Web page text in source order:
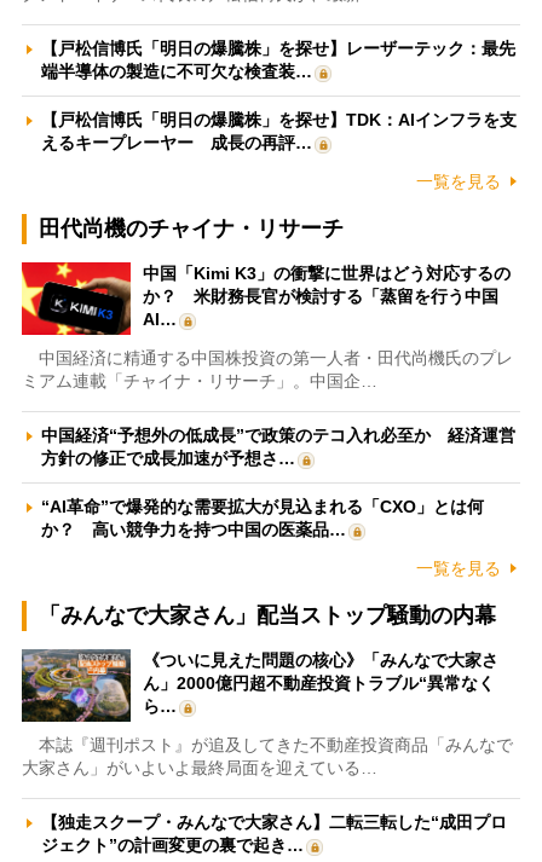
【戸松信博氏「明日の爆騰株」を探せ】レーザーテック：最先
端半導体の製造に不可欠な検査装…
【戸松信博氏「明日の爆騰株」を探せ】TDK：AIインフラを支
えるキープレーヤー 成長の再評…
一覧を見る
田代尚機のチャイナ・リサーチ
中国「Kimi K3」の衝撃に世界はどう対応するの
か？ 米財務長官が検討する「蒸留を行う中国
AI…
中国経済に精通する中国株投資の第一人者・田代尚機氏のプレ
ミアム連載「チャイナ・リサーチ」。中国企…
中国経済“予想外の低成長”で政策のテコ入れ必至か 経済運営
方針の修正で成長加速が予想さ…
“AI革命”で爆発的な需要拡大が見込まれる「CXO」とは何
か？ 高い競争力を持つ中国の医薬品…
一覧を見る
「みんなで大家さん」配当ストップ騒動の内幕
《ついに見えた問題の核心》「みんなで大家さ
ん」2000億円超不動産投資トラブル“異常なく
ら…
本誌『週刊ポスト』が追及してきた不動産投資商品「みんなで
大家さん」がいよいよ最終局面を迎えている…
【独走スクープ・みんなで大家さん】二転三転した“成田プロ
ジェクト”の計画変更の裏で起き…